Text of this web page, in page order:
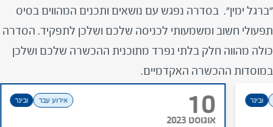
"ברגל ימין". בסדרה נפגש עם נושאים ותכנים המהווים בסיס
תפעולי חשוב ומשמעותי לכניסה שלכם ושלכן לתפקיד. הסדרה
כולה מהווה חלק בלתי נפרד מתוכנית ההכשרה שלכם ושלכן
במוסדות ההכשרה האקדמיים.
ובינר 10
אוגוסט 2023
אירוע עבר ובינר